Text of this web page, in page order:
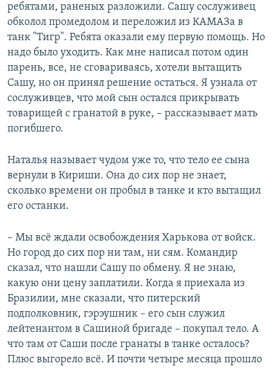
ребятами, раненых разложили. Сашу сослуживец
обколол промедолом и переложил из КАМАЗа в
танк "Тигр". Ребята оказали ему первую помощь. Но
надо было уходить. Как мне написал потом один
парень, все, не сговариваясь, хотели вытащить
Сашу, но он принял решение остаться. Я узнала от
сослуживцев, что мой сын остался прикрывать
товарищей с гранатой в руке, – рассказывает мать
погибшего.
Наталья называет чудом уже то, что тело ее сына
вернули в Кириши. Она до сих пор не знает,
сколько времени он пробыл в танке и кто вытащил
его останки.
– Мы всё ждали освобождения Харькова от войск.
Но город до сих пор ни там, ни сям. Командир
сказал, что нашли Сашу по обмену. Я не знаю,
какую они цену заплатили. Когда я приехала из
Бразилии, мне сказали, что питерский
подполковник, гэрэушник – его сын служил
лейтенантом в Сашиной бригаде – покупал тело. А
что там от Саши после гранаты в танке осталось?
Плюс выгорело всё. И почти четыре месяца прошло